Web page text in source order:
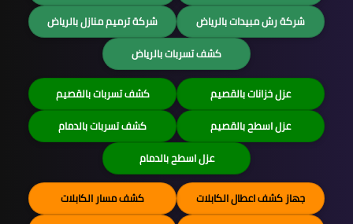
شركة رش مبيدات بالرياض
شركة ترميم منازل بالرياض
كشف تسربات بالرياض
عزل خزانات بالقصيم
كشف تسربات بالقصيم
عزل اسطح بالقصيم
كشف تسربات بالدمام
عزل اسطح بالدمام
جهاز كشف اعطال الكابلات
كشف مسار الكابلات